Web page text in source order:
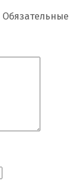
Обязательные